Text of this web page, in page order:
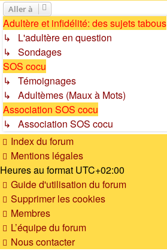
Aller à
Adultère et infidélité: des sujets tabous
↳ L'adultère en question
↳ Sondages
SOS cocu
↳ Témoignages
↳ Adultèmes (Maux à Mots)
Association SOS cocu
↳ Association SOS cocu
Index du forum
Mentions légales
Heures au format UTC+02:00
Guide d'utilisation du forum
Supprimer les cookies
Membres
L’équipe du forum
Nous contacter